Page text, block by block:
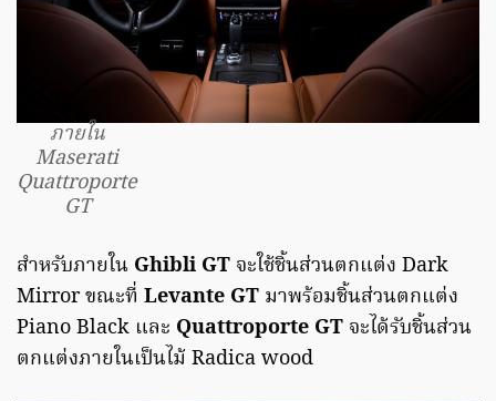
ภายใน
Maserati
Quattroporte
GT
สำหรับภายใน Ghibli GT จะใช้ชิ้นส่วนตกแต่ง Dark
Mirror ขณะที่ Levante GT มาพร้อมชิ้นส่วนตกแต่ง
Piano Black และ Quattroporte GT จะได้รับชิ้นส่วน
ตกแต่งภายในเป็นไม้ Radica wood